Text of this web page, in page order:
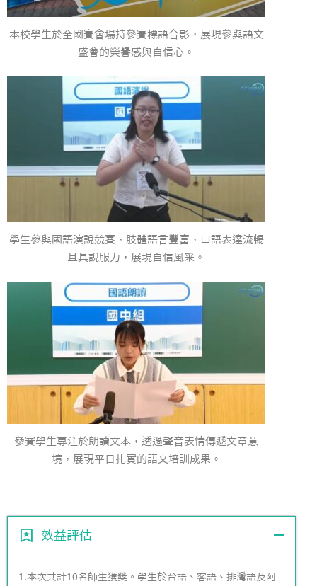
本校學生於全國賽會場持參賽標語合影，展現參與語文
盛會的榮譽感與自信心。
學生參與國語演說競賽，肢體語言豐富，口語表達流暢
且具說服力，展現自信風采。
參賽學生專注於朗讀文本，透過聲音表情傳遞文章意
境，展現平日扎實的語文培訓成果。
效益評估
1.本次共計10名師生獲獎。學生於台語、客語、排灣語及阿